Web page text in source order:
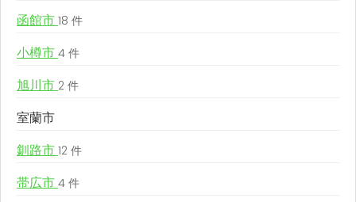
函館市 18 件
小樽市 4 件
旭川市 2 件
室蘭市
釧路市 12 件
帯広市 4 件